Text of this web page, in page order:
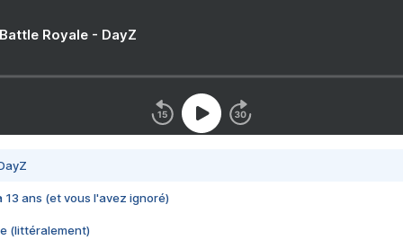
Royale - DayZ
13 ans (et vous l'avez ignoré)
(littéralement)